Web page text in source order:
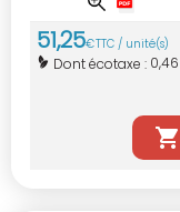
51,25€TTC / unité(s)
Dont écotaxe : 0,46